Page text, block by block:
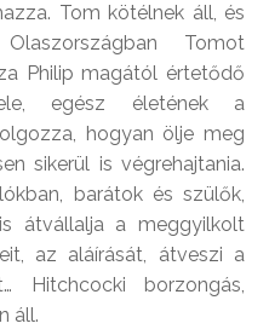
Tom kötélnek áll, és
Tomot
Philip magától értetődő
egész életének a
hogyan ölje meg
sikerül is végrehajtania.
barátok és szülők,
átvállalja a meggyilkolt
az aláírását, átveszi a
Hitchcocki borzongás,
áll.